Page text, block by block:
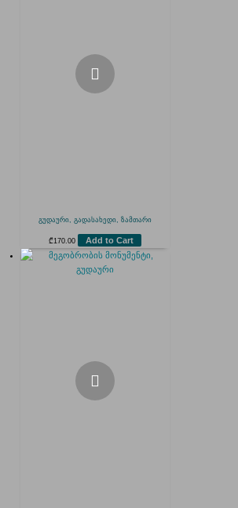
გუდაური, გადასახედი, ზამთარი
₾ 170.00 Add to Cart